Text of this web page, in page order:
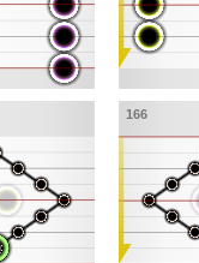
166